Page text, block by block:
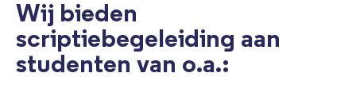
Wij bieden
scriptiebegeleiding aan
studenten van o.a.: